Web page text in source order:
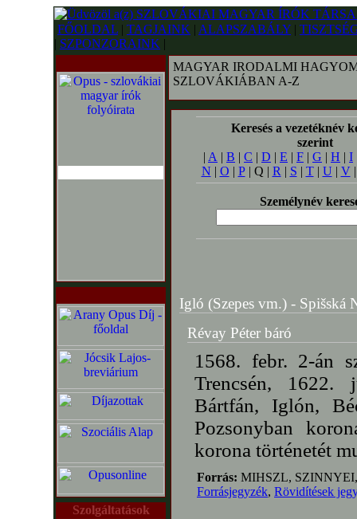
FŐOLDAL | TAGJAINK | ALAPSZABÁLY |
| SZPONZORAINK |
Szolgáltatások
MAGYAR IRODALMI
SZLOVÁKIÁBAN A-Z
Keresés a vezetéknév
szerint
| A | B | C | D | E | F | G | H | I
N | O | P| Q | R | S | T| U | V
Személynév
Igló (Szepes vm.) - Spišská
Révay Péter báró
1568. febr. 2-án
Trencsén, 1622.
Bártfán, Iglón,
Pozsonyban
korona történetét
Forrás: MIHSZL,
Forrásjegyzék, Rövidítések